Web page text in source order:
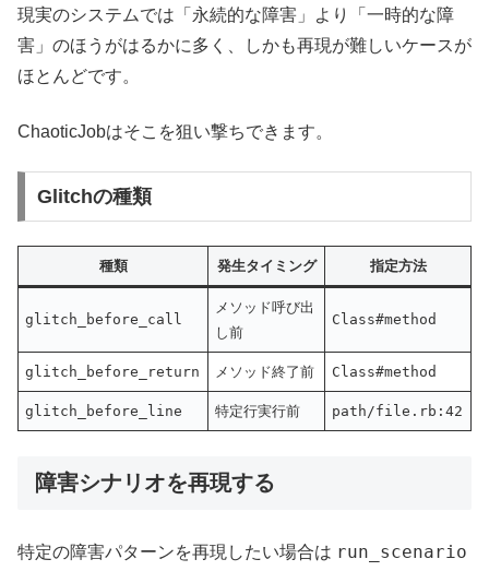
現実のシステムでは「永続的な障害」より「一時的な障
害」のほうがはるかに多く、しかも再現が難しいケースが
ほとんどです。
ChaoticJobはそこを狙い撃ちできます。
Glitchの種類
種類 発生タイミング 指定方法
glitch_before_call
メソッド呼び出
し前
Class#method
glitch_before_return メソッド終了前 Class#method
glitch_before_line 特定行実行前 path/file.rb:42
障害シナリオを再現する
特定の障害パターンを再現したい場合は run_scenario